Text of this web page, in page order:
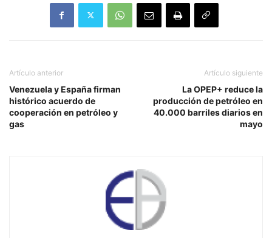
Artículo anterior
Venezuela y España firman
histórico acuerdo de
cooperación en petróleo y
gas
Artículo siguiente
La OPEP+ reduce la
producción de petróleo en
40.000 barriles diarios en
mayo